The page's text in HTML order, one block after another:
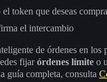
el token que deseas
el intercambio
de órdenes en
fijarórdenes límite o
guía completa, consulta